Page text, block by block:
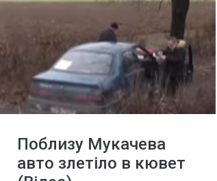
Поблизу Мукачева
авто злетіло в кювет